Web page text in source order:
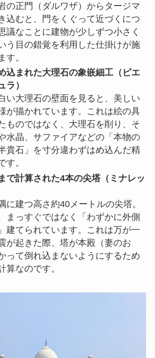
の正門（ダルワザ）からタージマ
込むと、門をくぐって近づくにつ
議なことに建物が少しずつ小さく
う目の錯覚を利用した仕掛けが施
す。
込まれた大理石の象嵌細工（ピエ
ラ）
い大理石の壁面を見ると、美しい
が描かれています。これは絵の具
ものではなく、大理石を削り、そ
水晶、サファイアなどの「本物の
貴石」を寸分違わずはめ込んだ精
す。
で計算された4本の尖塔（ミナレッ
に建つ高さ約40メートルの尖塔。
まっすぐではなく「わずかに外側
建てられています。これは万が一
が起きた際、塔が本殿（妻のお
って倒れ込まないようにするため
算なのです。